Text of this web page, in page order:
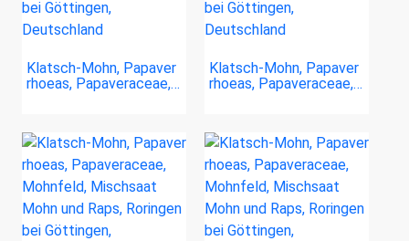
Klatsch-Mohn, Papaver
rhoeas, Papaveraceae,…
Klatsch-Mohn, Papaver
rhoeas, Papaveraceae,…